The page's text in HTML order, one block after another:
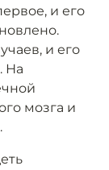
и его
и его
На
мозга и